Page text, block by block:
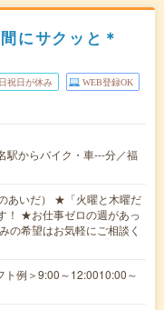
にサクッと＊
祝日が休み WEB登録OK
駅からバイク・車---分／福
あいだ） ★「火曜と木曜だ
！ ★お仕事ゼロの週があっ
の希望はお気軽にご相談く
ト例＞9:00～12:0010:00～